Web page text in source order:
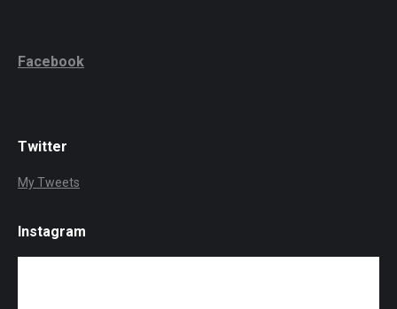
Facebook
Twitter
My Tweets
Instagram